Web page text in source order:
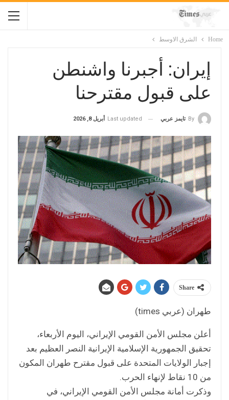
Home الشرق الاوسط
إيران: أجبرنا واشنطن
على قبول مقترحنا
By تايمز عربي Last updated أبريل 8, 2026
Share
طهران (عربي times)
أعلن مجلس الأمن القومي الإيراني، اليوم الأربعاء،
تحقيق الجمهورية الإسلامية الإيرانية النصر العظيم بعد
إجبار الولايات المتحدة على قبول مقترح طهران المكون
من 10 نقاط لإنهاء الحرب.
وذكرت أمانة مجلس الأمن القومي الإيراني، في